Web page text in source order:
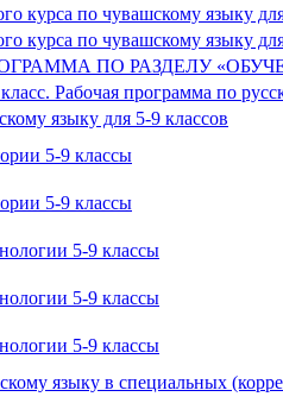
курса по чувашскому языку
курса по чувашскому языку
ПО РАЗДЕЛУ
Рабочая программа по
языку для 5-9 классов
5-9 классы
5-9 классы
5-9 классы
5-9 классы
5-9 классы
языку в специальных